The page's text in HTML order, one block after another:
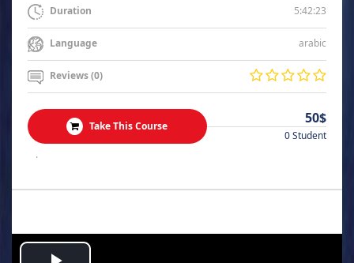
Duration 5:42:23
Language arabic
Reviews (0)
Take This Course 50$
0 Student
.